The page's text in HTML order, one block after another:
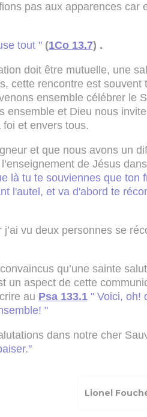
pas aux apparences car
tout " (1Co 13.7) .
doit être mutuelle, une
cette rencontre est souvent
ensemble célébrer le
ensemble et Dieu nous
et envers tous.
et que nous avons un
de Jésus dans
là tu te souviennes que ton
l'autel, et va d'abord te
vu deux personnes se
qu’une sainte
un aspect de cette
au Psa 133.1 " Voici, oh!
"
dans notre cher
Lionel